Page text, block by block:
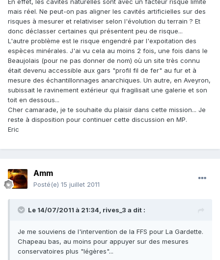
En effet, les cavités naturelles sont avec un facteur risque limité
mais réel. Ne peut-on pas aligner les cavités artificielles sur des
risques à mesurer et relativiser selon l'évolution du terrain ? Et
donc déclasser certaines qui présentent peu de risque...
L'autre problème est le risque engendré par l'expoitation des
espèces minérales. J'ai vu cela au moins 2 fois, une fois dans le
Beaujolais (pour ne pas donner de nom) où un site très connu
était devenu accessible aux gars "profil fil de fer" au fur et à
mesure des échantillonnages anarchiques. Un autre, en Aveyron,
subissait le ravinement extérieur qui fragilisait une galerie et son
toit en dessous...
Cher camarade, je te souhaite du plaisir dans cette mission... Je
reste à disposition pour continuer cette discussion en MP.
Eric
Amm
Posté(e) 15 juillet 2011
Le 14/07/2011 à 21:34, rives_3 a dit :
Je me souviens de l'intervention de la FFS pour La Gardette.
Chapeau bas, au moins pour appuyer sur des mesures
conservatoires plus "légères"...